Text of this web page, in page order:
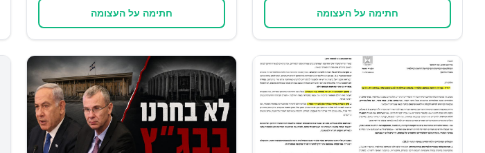
חתימה על העצומה חתימה על העצומה